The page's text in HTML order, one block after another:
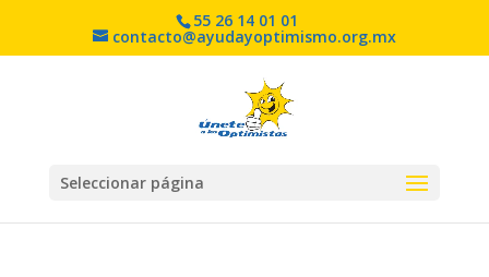
55 26 14 01 01
contacto@ayudayoptimismo.org.mx
Seleccionar página